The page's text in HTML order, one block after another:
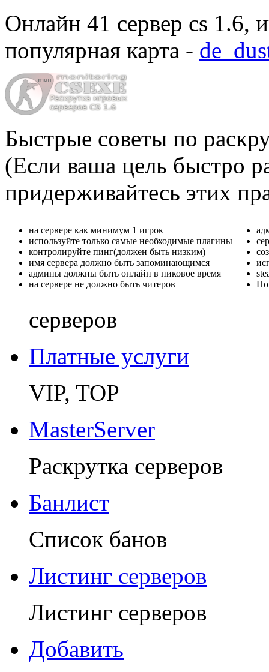
Онлайн 41 сервер cs 1.6,
популярная карта -
Быстрые советы по
(Если ваша цель быстро
придерживайтесь этих
на сервере как минимум 1 игрок
используйте только самые необходимые плагины
контролируйте пинг(должен быть низким)
имя сервера должно быть запоминающимся
админы должны быть онлайн в пиковое время
на сервере не должно быть читеров
серверов
Платные услуги
VIP, TOP
MasterServer
Раскрутка серверов
Банлист
Список банов
Листинг серверов
Листинг серверов
Добавить